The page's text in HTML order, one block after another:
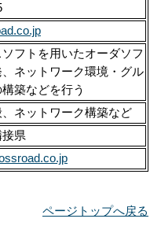
フトを用いたオーダソフ
、ネットワーク環境・グル
築などを行う
ネットワーク構築など
県
ページトップへ戻る